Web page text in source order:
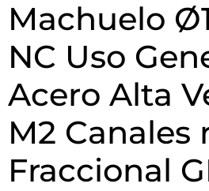
Machuelo
NC Uso
Acero Alta
M2 Canales
Fraccional